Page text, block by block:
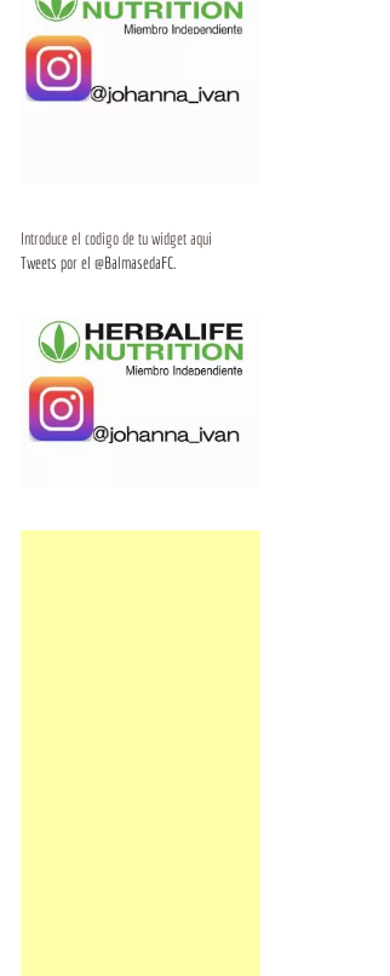
Introduce el codigo de tu widget aqui
Tweets por el @BalmasedaFC.